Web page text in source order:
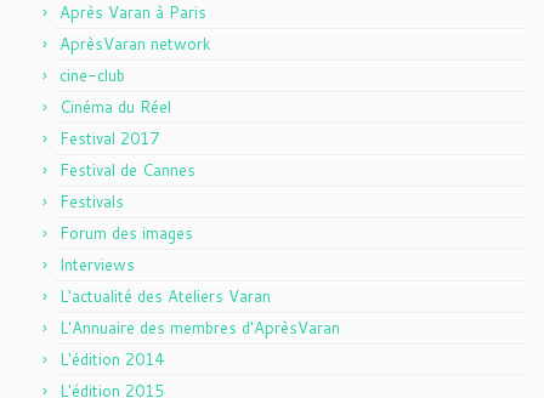
Après Varan à Paris
AprèsVaran network
cine-club
Cinéma du Réel
Festival 2017
Festival de Cannes
Festivals
Forum des images
Interviews
L'actualité des Ateliers Varan
L'Annuaire des membres d'AprèsVaran
L'édition 2014
L'édition 2015